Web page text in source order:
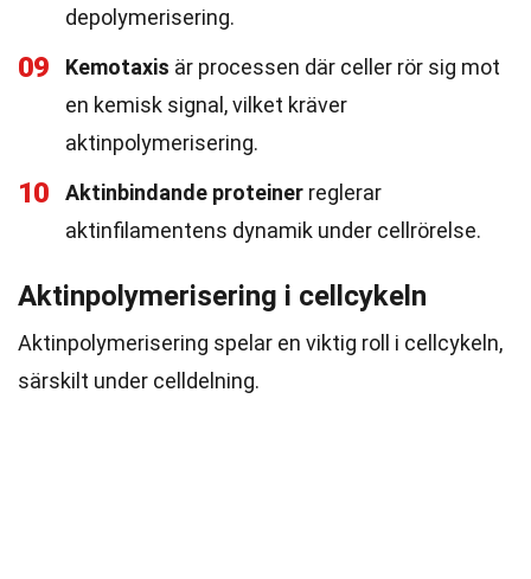
depolymerisering.
09 Kemotaxis är processen där celler rör sig mot
en kemisk signal, vilket kräver
aktinpolymerisering.
10 Aktinbindande proteiner reglerar
aktinfilamentens dynamik under cellrörelse.
Aktinpolymerisering i cellcykeln
Aktinpolymerisering spelar en viktig roll i cellcykeln,
särskilt under celldelning.